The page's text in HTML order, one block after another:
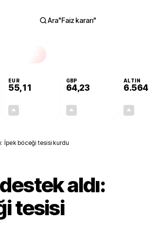
Ara"Faiz kararı"
EUR
55,11
GBP
64,23
ALTIN
6.564
İpek böceği tesisi kurdu
aldı:
tesisi